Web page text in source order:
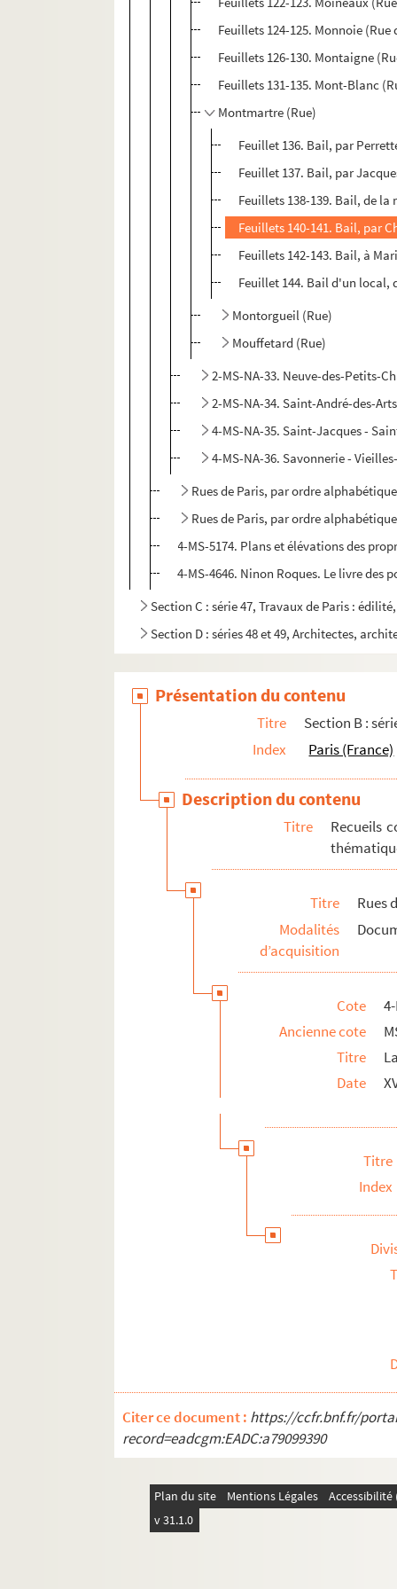
Feuillets 124-125. Monnoie (Rue
Feuillets 126-130. Montaigne
Feuillets 131-135. Mont-Blanc
Montmartre (Rue)
Feuillet 136. Bail, par
Feuillet 137. Bail, par
Feuillets 138-139. Bail, de
Feuillets 140-141. Bail, par
Feuillets 142-143. Bail, à
Feuillet 144. Bail d'un local,
Montorgueil (Rue)
Mouffetard (Rue)
2-MS-NA-33. Neuve-des-Petits-
2-MS-NA-34. Saint-André-des-
4-MS-NA-35. Saint-Jacques -
4-MS-NA-36. Savonnerie -
Rues de Paris, par ordre
Rues de Paris, par ordre
4-MS-5174. Plans et élévations des
4-MS-4646. Ninon Roques. Le livre des
Section C : série 47, Travaux de Paris :
Section D : séries 48 et 49, Architectes,
Présentation du contenu
Titre
Section B :
Index
Paris (France)
Description du contenu
Titre
Recueils
Titre
Rues
Modalités
d’acquisition
Cote
Ancienne cote
Titre
Date
Titre
Index
Citer ce document : https://ccfr.bnf.fr/
record=eadcgm:EADC:a79099390
Plan du site Mentions Légales
v 31.1.0